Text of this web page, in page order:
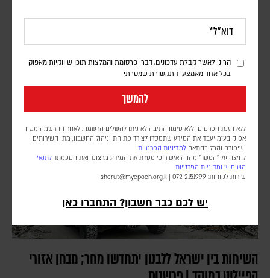
הריני לאשר קבלת עדכונים, דברי פרסומת והמלצות תוכן שיווקיות מאפוק
בכל אחד מאמצעי התקשורת שמסרתי
להמשך
ללא הזנת הפרטים וללא סימון התיבה לא ניתן להשלים הרשמה. לאחר ההרשמה מגזין
אפוק בע״מ יעבד את המידע שתמסרו לצורך פתיחת וניהול החשבון, מתן השירותים
ושיפורם והכל בהתאם למדיניות הפרטיות.
לחיצה על "המשך" מהווה אישור כי מסרת את המידע מרצונך ואת הסכמתך לתנאי
השימוש ומדיניות הפרטיות.
שירות לקוחות: 072-2151999 |
sherut@myepoch.org.il
יש לכם כבר חשבון? התחברו כאן
פרשנות
קיימת אפשרות שישנה שוב את החלטתו בטווח הקצר, ומציינים כי בצה"ל
השיחות בין ישראל ללבנון יתחדשו מחר; מבחן אזורי